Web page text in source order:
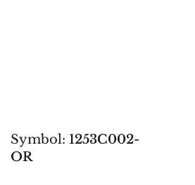
Symbol: 1253C002-
OR